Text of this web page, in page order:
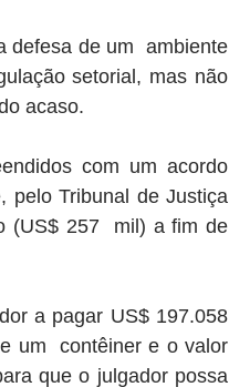
defesa de um  ambiente
setorial, mas não
acaso.
com um acordo
pelo Tribunal de Justiça
(US$ 257  mil) a fim de
a pagar US$ 197.058
um  contêiner e o valor
que o julgador possa